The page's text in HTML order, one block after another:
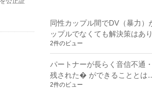
同性カップル間でDV（暴力）
ップルでなくても解決策はあ
2件のビュー
パートナーが長らく音信不通
残された� ができることとは
2件のビュー